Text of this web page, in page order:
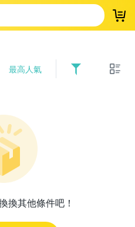
登
最高人氣
換其他條件吧！